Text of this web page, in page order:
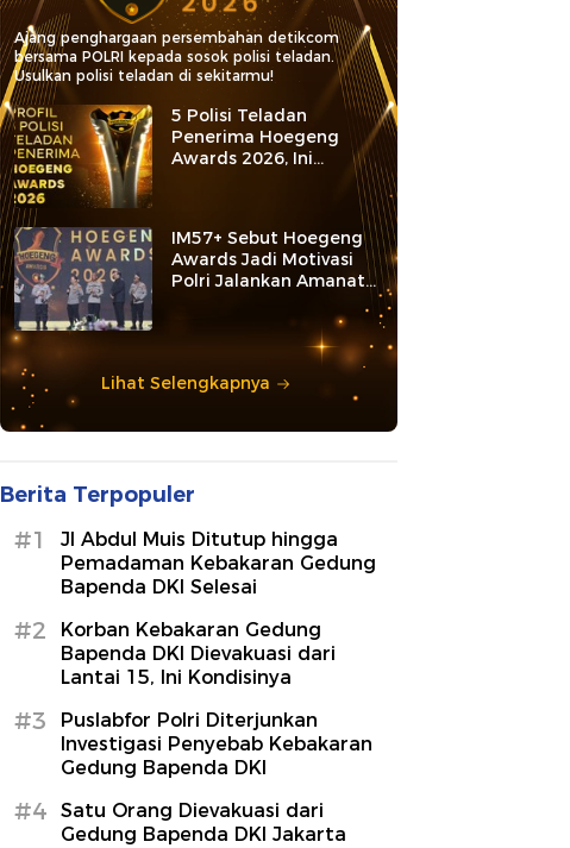
Ajang penghargaan persembahan detikcom
bersama POLRI kepada sosok polisi teladan.
Usulkan polisi teladan di sekitarmu!
5 Polisi Teladan
Penerima Hoegeng
Awards 2026, Ini
Kategori dan Kiprahnya
IM57+ Sebut Hoegeng
Awards Jadi Motivasi
Polri Jalankan Amanat
Lihat Selengkapnya
Berita Terpopuler
#1
Jl Abdul Muis Ditutup hingga
Pemadaman Kebakaran Gedung
Bapenda DKI Selesai
#2
Korban Kebakaran Gedung
Bapenda DKI Dievakuasi dari
Lantai 15, Ini Kondisinya
#3
Puslabfor Polri Diterjunkan
Investigasi Penyebab Kebakaran
Gedung Bapenda DKI
#4
Satu Orang Dievakuasi dari
Gedung Bapenda DKI Jakarta